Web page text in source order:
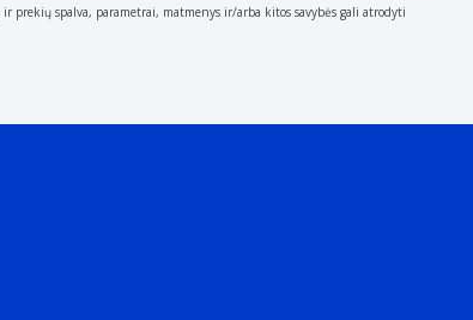
spalva, parametrai, matmenys ir/arba kitos savybės gali atrodyti